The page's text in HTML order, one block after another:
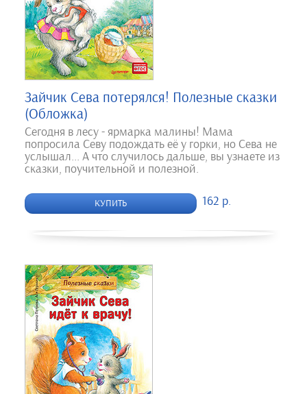
Зайчик Сева потерялся! Полезные сказки
(Обложка)
Сегодня в лесу - ярмарка малины! Мама
попросила Севу подождать её у горки, но Сева не
услышал... А что случилось дальше, вы узнаете из
сказки, поучительной и полезной.
КУПИТЬ 162 р.